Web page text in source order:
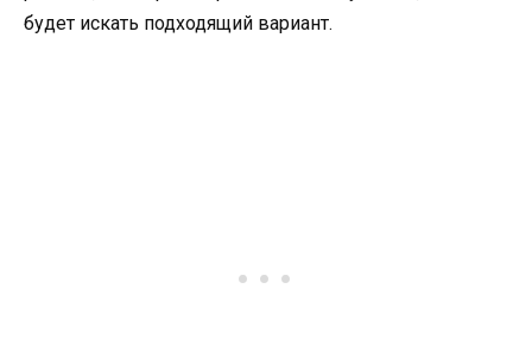
будет искать подходящий вариант.